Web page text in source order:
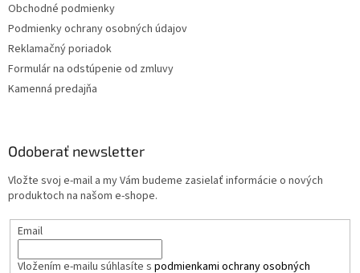
Obchodné podmienky
Podmienky ochrany osobných údajov
Reklamačný poriadok
Formulár na odstúpenie od zmluvy
Kamenná predajňa
Odoberať newsletter
Vložte svoj e-mail a my Vám budeme zasielať informácie o nových
produktoch na našom e-shope.
Email
Vložením e-mailu súhlasíte s podmienkami ochrany osobných